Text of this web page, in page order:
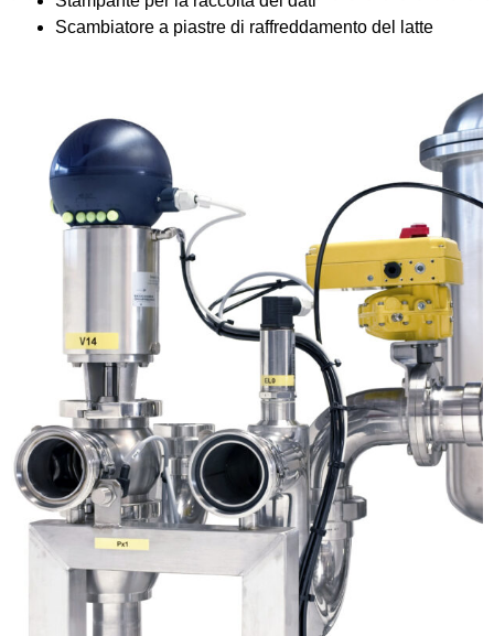
Scambiatore a piastre di raffreddamento del latte